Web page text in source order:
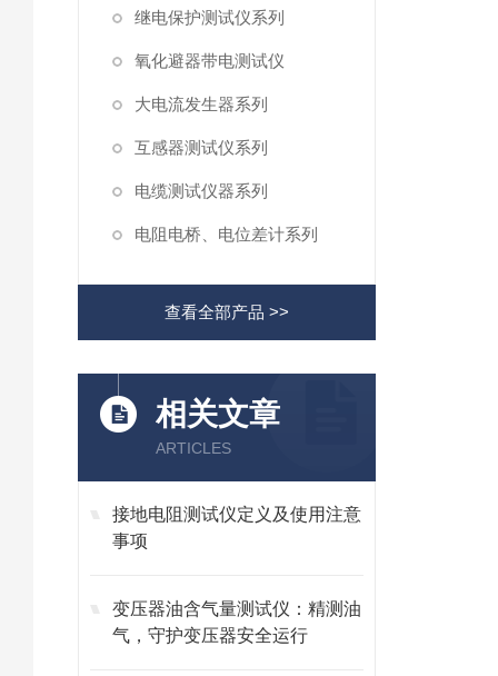
继电保护测试仪系列
氧化避器带电测试仪
大电流发生器系列
互感器测试仪系列
电缆测试仪器系列
电阻电桥、电位差计系列
查看全部产品 >>
相关文章
ARTICLES
接地电阻测试仪定义及使用注意
事项
变压器油含气量测试仪：精测油
气，守护变压器安全运行